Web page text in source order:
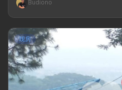
Budiono
现房